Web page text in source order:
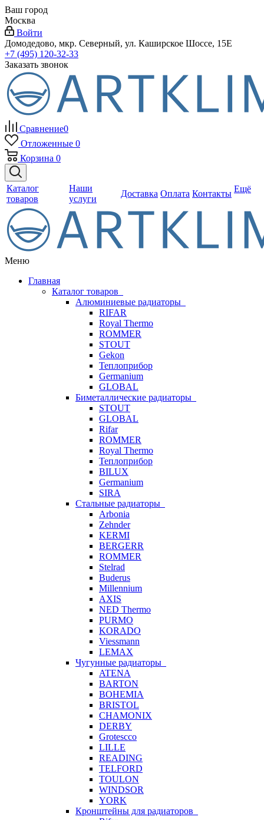
Ваш город
Москва
Войти
Домодедово, мкр. Северный, ул. Каширское Шоссе, 15Е
+7 (495) 120-32-33
Заказать звонок
Сравнение0
Отложенные 0
Корзина 0
Каталог
товаров
Наши
услуги
Доставка Оплата Контакты Ещё
Меню
Главная
Каталог товаров
Алюминиевые радиаторы
RIFAR
Royal Thermo
ROMMER
STOUT
Gekon
Теплоприбор
Germanium
GLOBAL
Биметаллические радиаторы
STOUT
GLOBAL
Rifar
ROMMER
Royal Thermo
Теплоприбор
BILUX
Germanium
SIRA
Стальные радиаторы
Arbonia
Zehnder
KERMI
BERGERR
ROMMER
Stelrad
Buderus
Millennium
AXIS
NED Thermo
PURMO
KORADO
Viessmann
LEMAX
Чугунные радиаторы
ATENA
BARTON
BOHEMIA
BRISTOL
CHAMONIX
DERBY
Grotescco
LILLE
READING
TELFORD
TOULON
WINDSOR
YORK
Кронштейны для радиаторов